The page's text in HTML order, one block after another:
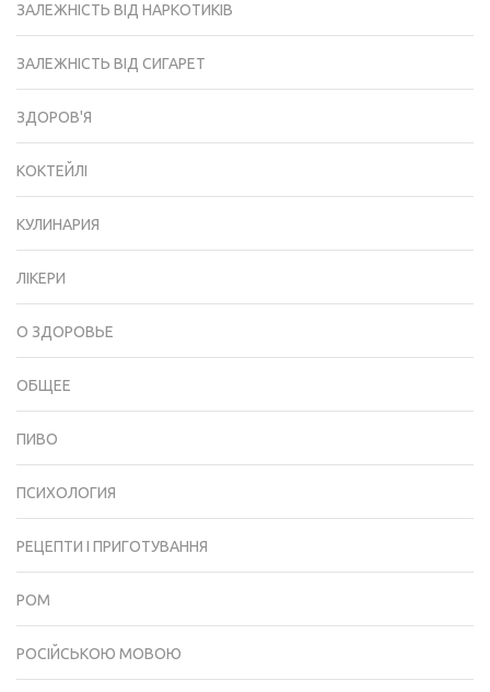
ЗАЛЕЖНІСТЬ ВІД НАРКОТИКІВ
ЗАЛЕЖНІСТЬ ВІД СИГАРЕТ
ЗДОРОВ'Я
КОКТЕЙЛІ
КУЛИНАРИЯ
ЛІКЕРИ
О ЗДОРОВЬЕ
ОБЩЕЕ
ПИВО
ПСИХОЛОГИЯ
РЕЦЕПТИ І ПРИГОТУВАННЯ
РОМ
РОСІЙСЬКОЮ МОВОЮ